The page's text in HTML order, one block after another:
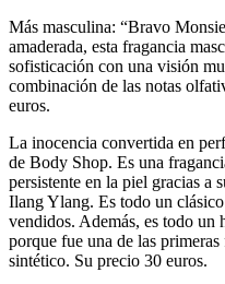
Más masculina: “Bravo
amaderada, esta fragancia
sofisticación con una visión
combinación de las notas
euros.
La inocencia convertida en
de Body Shop. Es una
persistente en la piel gracias a
Ilang Ylang. Es todo un
vendidos. Además, es todo un
porque fue una de las
sintético. Su precio 30 euros.